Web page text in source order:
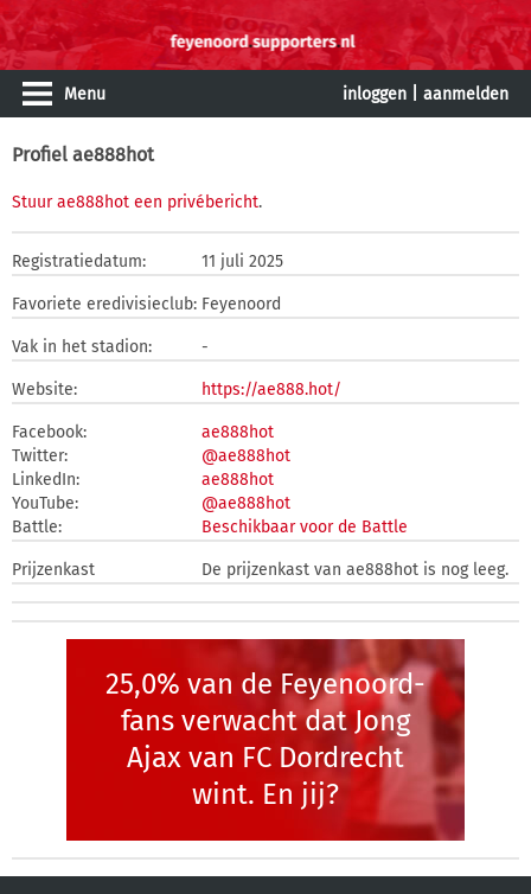
Menu inloggen aanmelden
Profiel ae888hot
Stuur ae888hot een privébericht.
Registratiedatum: 11 juli 2025
Favoriete eredivisieclub: Feyenoord
Vak in het stadion: -
Website: https://ae888.hot/
Facebook:
ae888hot
Twitter:
@ae888hot
LinkedIn:
ae888hot
YouTube:
@ae888hot
Battle:
Beschikbaar voor de Battle
Prijzenkast De prijzenkast van ae888hot is nog leeg.
25,0% van de Feyenoord-
fans verwacht dat Jong
Ajax van FC Dordrecht
wint. En jij?